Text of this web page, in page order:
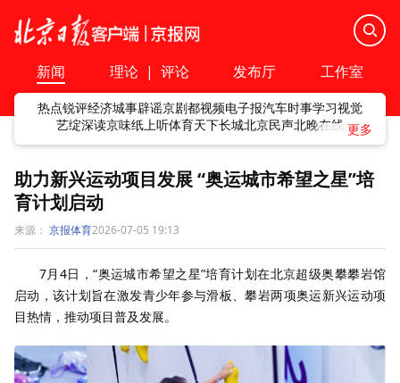
新闻 理论 | 评论 发布厅 工作室
热点锐评经济城事辟谣京剧都视频电子报汽车时事学习视觉
艺绽深读京味纸上听体育天下长城北京民声北晚在线
助力新兴运动项目发展 “奥运城市希望之星”培
育计划启动
来源： 京报体育2026-07-05 19:13
7月4日，“奥运城市希望之星”培育计划在北京超级奥攀攀岩馆
启动，该计划旨在激发青少年参与滑板、攀岩两项奥运新兴运动项
目热情，推动项目普及发展。